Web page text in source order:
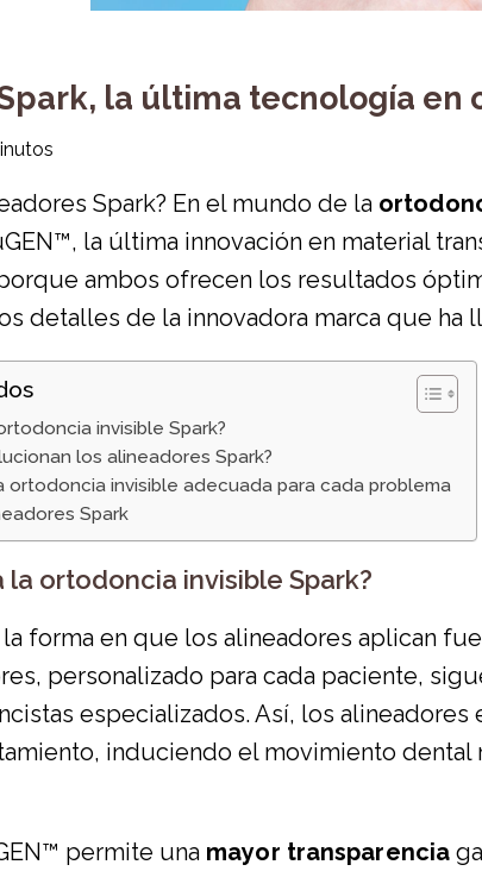
la última tecnología en
Spark? En el mundo de la
la última innovación en material
ambos ofrecen los resultados
detalles de la innovadora marca que ha
invisible Spark?
los alineadores Spark?
ortodoncia invisible adecuada para cada problema
Spark
la ortodoncia invisible Spark?
forma en que los alineadores aplican
personalizado para cada paciente,
especializados. Así, los
induciendo el movimiento
permite una mayor transparencia